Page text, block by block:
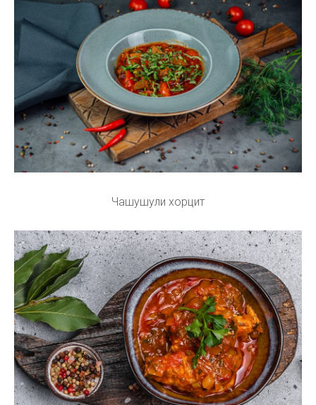
Чашушули хорцит